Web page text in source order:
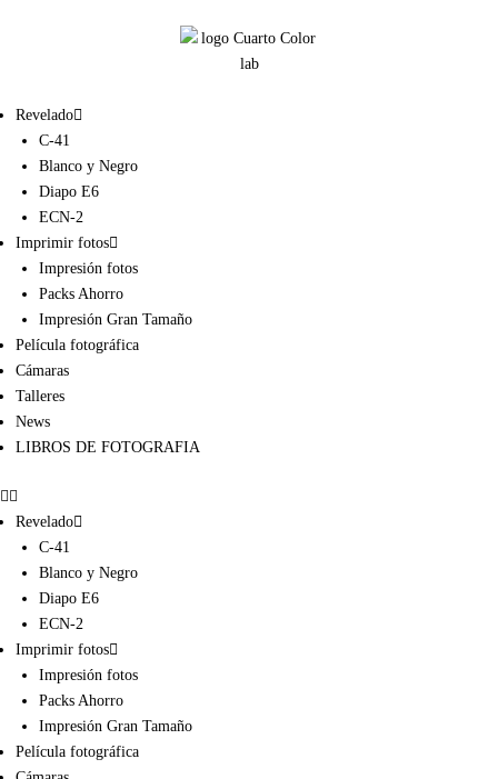
Revelado
C-41
Blanco y Negro
Diapo E6
ECN-2
Imprimir fotos
Impresión fotos
Packs Ahorro
Impresión Gran Tamaño
Película fotográfica
Cámaras
Talleres
News
LIBROS DE FOTOGRAFIA
Revelado
C-41
Blanco y Negro
Diapo E6
ECN-2
Imprimir fotos
Impresión fotos
Packs Ahorro
Impresión Gran Tamaño
Película fotográfica